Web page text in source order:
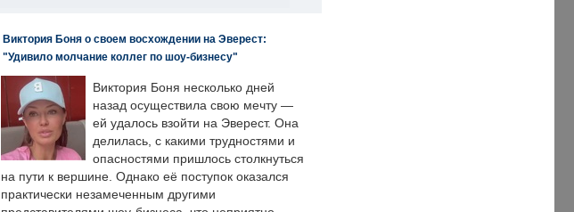
Виктория Боня о своем восхождении на Эверест:
"Удивило молчание коллег по шоу-бизнесу"
Виктория Боня несколько дней
назад осуществила свою мечту —
ей удалось взойти на Эверест. Она
делилась, с какими трудностями и
опасностями пришлось столкнуться
на пути к вершине. Однако её поступок оказался
практически незамеченным другими